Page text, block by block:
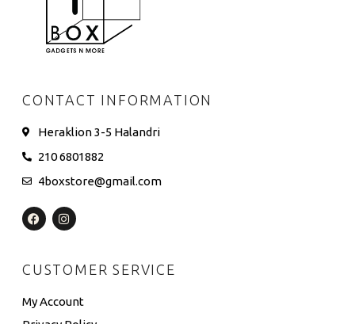
CONTACT INFORMATION
Heraklion 3-5 Halandri
210 6801882
4boxstore@gmail.com
CUSTOMER SERVICE
My Account